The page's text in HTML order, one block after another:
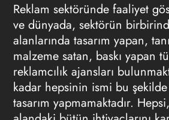
Reklam sektöründe faaliyet
ve dünyada, sektörün
alanlarında tasarım yapan,
malzeme satan, baskı yapan
reklamcılık ajansları
kadar hepsinin ismi bu
tasarım yapmamaktadır.